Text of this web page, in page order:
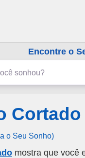
Encontre o
Cortado
o Seu Sonho)
mostra que você